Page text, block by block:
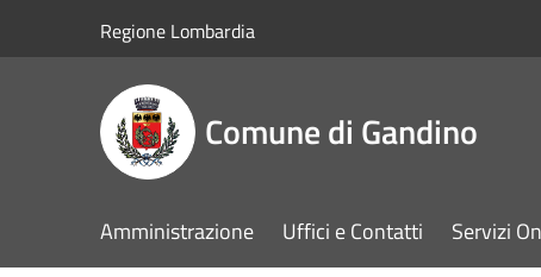
Regione Lombardia
Comune di Gandino
Amministrazione Uffici e Contatti Servizi